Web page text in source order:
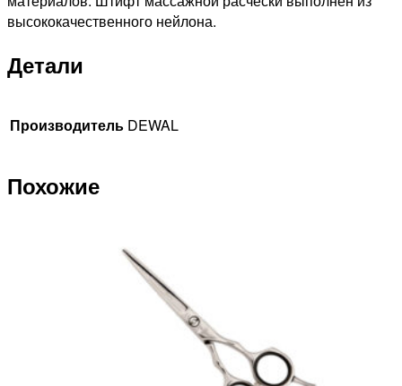
высококачественного нейлона.
Детали
Производитель DEWAL
Похожие